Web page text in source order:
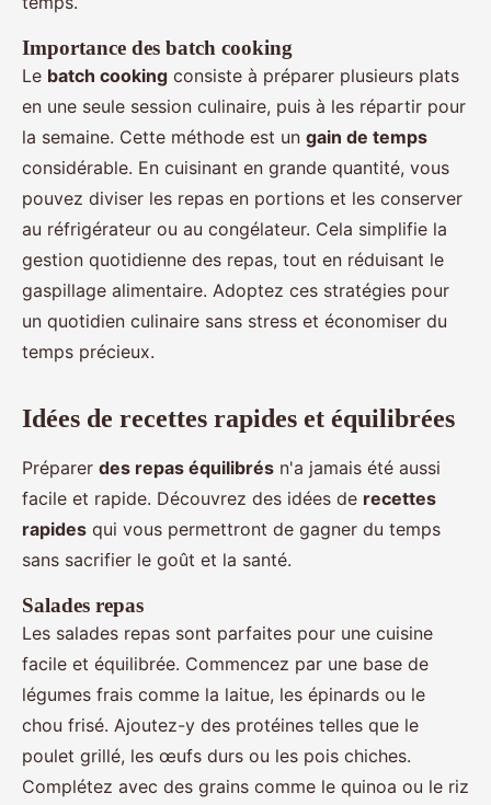
Importance des batch cooking
Le batch cooking consiste à préparer plusieurs plats
en une seule session culinaire, puis à les répartir pour
la semaine. Cette méthode est un gain de temps
considérable. En cuisinant en grande quantité, vous
pouvez diviser les repas en portions et les conserver
au réfrigérateur ou au congélateur. Cela simplifie la
gestion quotidienne des repas, tout en réduisant le
gaspillage alimentaire. Adoptez ces stratégies pour
un quotidien culinaire sans stress et économiser du
temps précieux.
Idées de recettes rapides et équilibrées
Préparer des repas équilibrés n'a jamais été aussi
facile et rapide. Découvrez des idées de recettes
rapides qui vous permettront de gagner du temps
sans sacrifier le goût et la santé.
Salades repas
Les salades repas sont parfaites pour une cuisine
facile et équilibrée. Commencez par une base de
légumes frais comme la laitue, les épinards ou le
chou frisé. Ajoutez-y des protéines telles que le
poulet grillé, les œufs durs ou les pois chiches.
Complétez avec des grains comme le quinoa ou le riz